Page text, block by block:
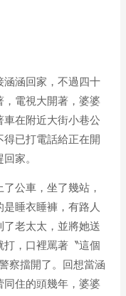
涵涵回家，不過四十
，電視大開著，婆婆
在附近大街小巷公
已打電話給正在開
家。
公車，坐了幾站，
睡衣睡褲，有路人
老太太，並將她送
，口裡罵著〝這個
察擋開了。回想當涵
同住的頭幾年，婆婆